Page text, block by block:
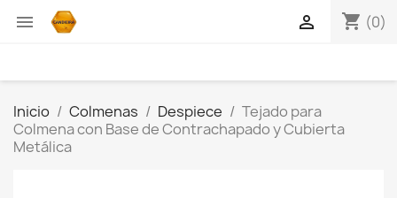
 shopping_cart (0)

Inicio Colmenas Despiece
Tejado para
Colmena con Base de Contrachapado y Cubierta
Metálica